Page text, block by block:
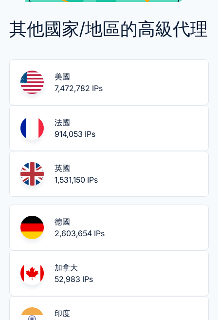
其他國家/地區的高級代理
美國
7,472,782 IPs
法國
914,053 IPs
英國
1,531,150 IPs
德國
2,603,654 IPs
加拿大
52,983 IPs
印度